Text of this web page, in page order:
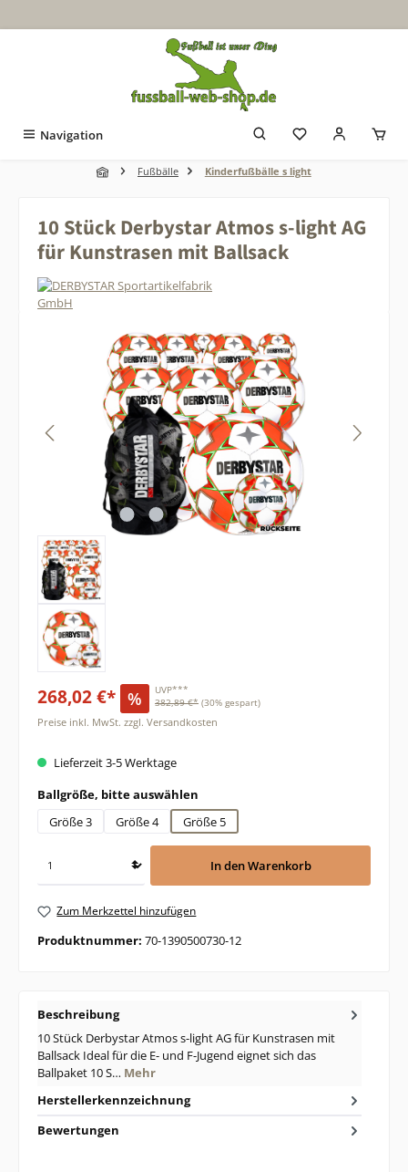
Navigation
Fußbälle Kinderfußbälle s light
10 Stück Derbystar Atmos s-light AG
für Kunstrasen mit Ballsack
Bildergalerie überspringen
268,02 €* %
UVP***
382,89 €* (30% gespart)
Preise inkl. MwSt. zzgl. Versandkosten
Lieferzeit 3-5 Werktage
Ballgröße, bitte auswählen
Größe 3
Größe 4 Größe 5
In den Warenkorb
Zum Merkzettel hinzufügen
Produktnummer: 70-1390500730-12
Beschreibung
10 Stück Derbystar Atmos s-light AG für Kunstrasen mit
Ballsack Ideal für die E- und F-Jugend eignet sich das
Ballpaket 10 S… Mehr
Herstellerkennzeichnung
Bewertungen